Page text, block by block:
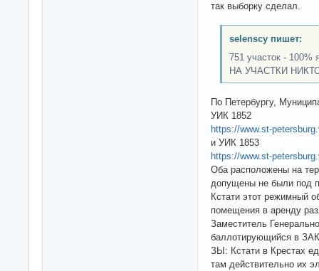
так выборку сделал.
selenscy пишет:
751 участок -
НА УЧАСТКИ
По Петербургу,
УИК 1852
https://www.st-
и УИК 1853
https://www.st-
Оба расположены на
допущены не были под
Кстати этот режимный
помещения в аренду
Заместитель
баллотирующийся в
ЗЫ: Кстати в Крестах
там действительно их